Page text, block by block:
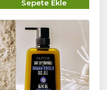
Sepete Ekle